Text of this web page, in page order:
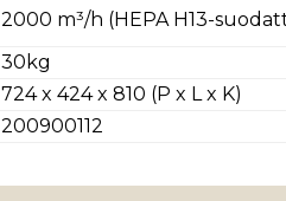
2000 m³/h (HEPA H13-
30kg
724 x 424 x 810 (P x L x K)
200900112